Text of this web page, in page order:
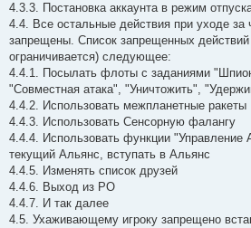
4.3.3. Постановка аккаунта в режим
4.4. Все остальные действия при уходе за
запрещены. Список запрещенных
ограничивается) следующее:
4.4.1. Посылать флоты с заданиями
"Совместная атака", "Уничтожить",
4.4.2. Использовать межпланетные ракеты
4.4.3. Использовать Сенсорную фалангу
4.4.4. Использовать функции "Управление
текущий Альянс, вступать в Альянс
4.4.5. Изменять список друзей
4.4.6. Выход из РО
4.4.7. И так далее
4.5. Ухаживающему игроку запрещено